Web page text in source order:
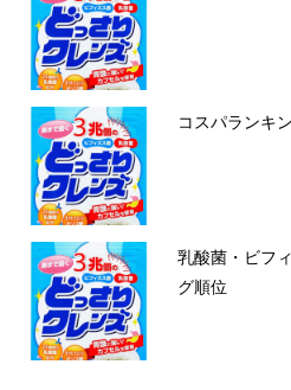
コスパランキ
乳酸菌・ビフ
グ順位